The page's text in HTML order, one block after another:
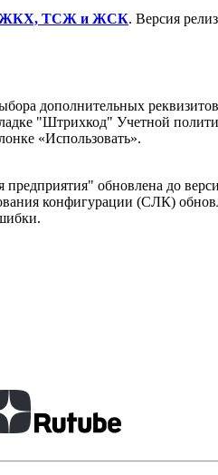
ЖКХ, ТСЖ и ЖСК. Версия
дополнительных
"Штрихкод" Учетной
«Использовать».
обновлена до
конфигурации (СЛК)